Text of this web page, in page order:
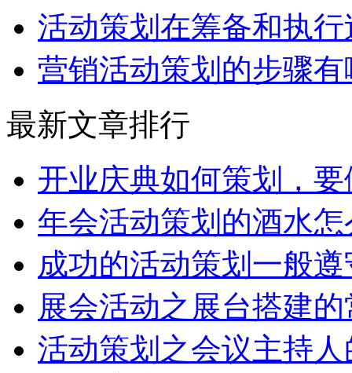
活动策划在筹备和执
营销活动策划的步骤
最新文章排行
开业庆典如何策划，
年会活动策划的酒水
成功的活动策划一般
展会活动之展台搭建
活动策划之会议主持